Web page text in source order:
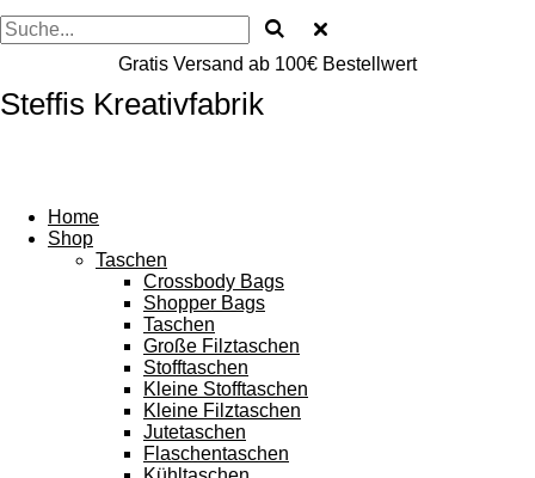
Gratis Versand ab 100€ Bestellwert
Steffis Kreativfabrik
Home
Shop
Taschen
Crossbody Bags
Shopper Bags
Taschen
Große Filztaschen
Stofftaschen
Kleine Stofftaschen
Kleine Filztaschen
Jutetaschen
Flaschentaschen